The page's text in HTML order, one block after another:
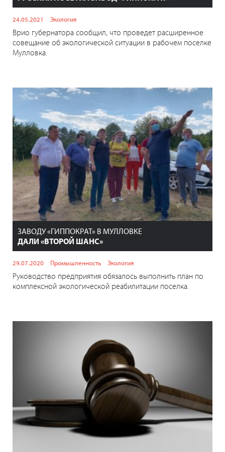
24.05.2021 Экология
Врио губернатора сообщил, что проведет расширенное
совещание об экологической ситуации в рабочем поселке
Мулловка.
ЗАВОДУ «ГИППОКРАТ» В МУЛЛОВКЕ
ДАЛИ «ВТОРОЙ ШАНС»
29.07.2020 Промышленность Экология
Руководство предприятия обязалось выполнить план по
комплексной экологической реабилитации поселка.